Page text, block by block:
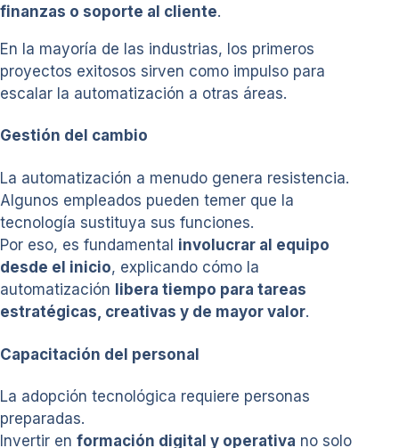
finanzas o soporte al cliente.
En la mayoría de las industrias, los primeros
proyectos exitosos sirven como impulso para
escalar la automatización a otras áreas.
Gestión del cambio
La automatización a menudo genera resistencia.
Algunos empleados pueden temer que la
tecnología sustituya sus funciones.
Por eso, es fundamental involucrar al equipo
desde el inicio, explicando cómo la
automatización libera tiempo para tareas
estratégicas, creativas y de mayor valor.
Capacitación del personal
La adopción tecnológica requiere personas
preparadas.
Invertir en formación digital y operativa no solo